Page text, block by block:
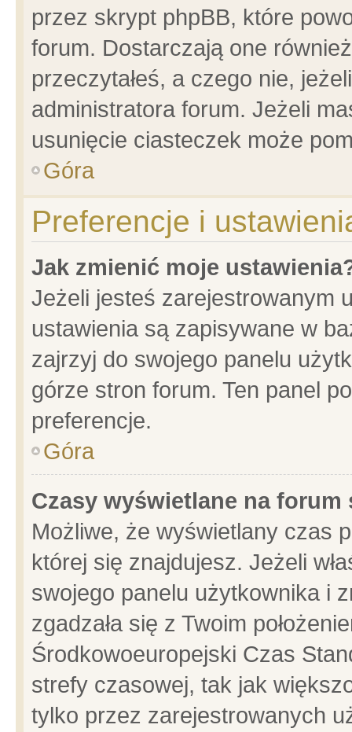
przez skrypt phpBB, które
forum. Dostarczają one
przeczytałeś, a czego nie,
administratora forum. Jeżeli
usunięcie ciasteczek może
Góra
Preferencje i
Jak zmienić moje
Jeżeli jesteś zarejestrowanym
ustawienia są zapisywane w
zajrzyj do swojego panelu
górze stron forum. Ten panel
preferencje.
Góra
Czasy wyświetlane na forum
Możliwe, że wyświetlany czas
której się znajdujesz. Jeżeli
swojego panelu użytkownika i
zgadzała się z Twoim
Środkowoeuropejski Czas
strefy czasowej, tak jak
tylko przez zarejestrowanych